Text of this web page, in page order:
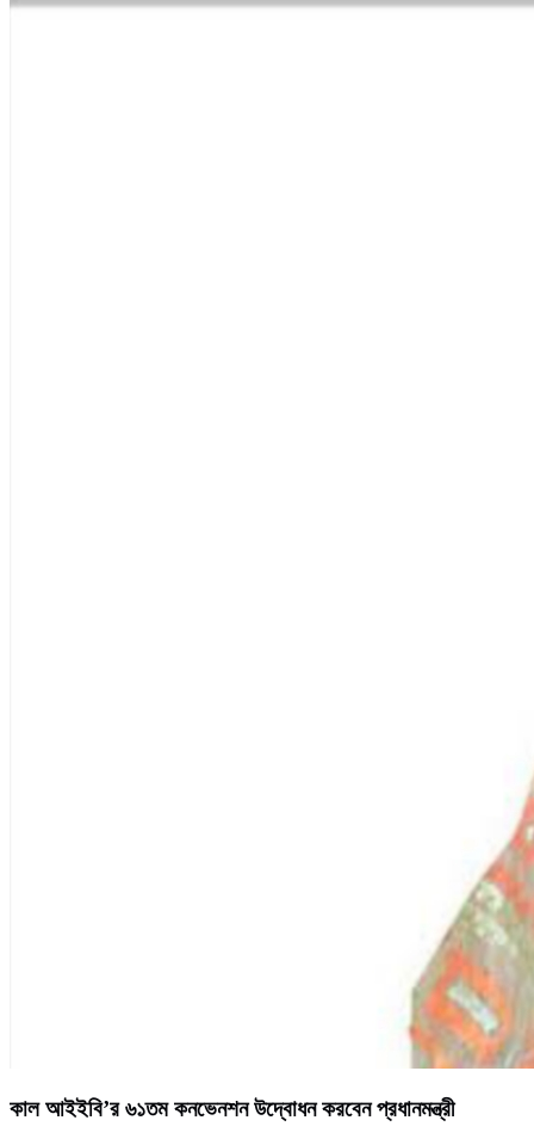
কাল আইইবি’র ৬১তম কনভেনশন উদ্বোধন করবেন প্রধানমন্ত্রী